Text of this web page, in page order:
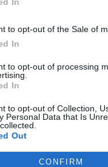
to opt-out of the Sale of
In
to opt-out of processing
In
to opt-out of Collection,
Personal Data that Is
Out
CONFIRM